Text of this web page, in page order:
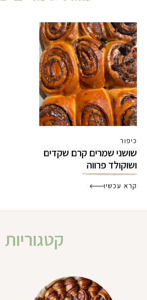
כיפור
שושני שמרים קרם שקדים
ושוקולד פרווה
קרא עכשיו
קטגוריות